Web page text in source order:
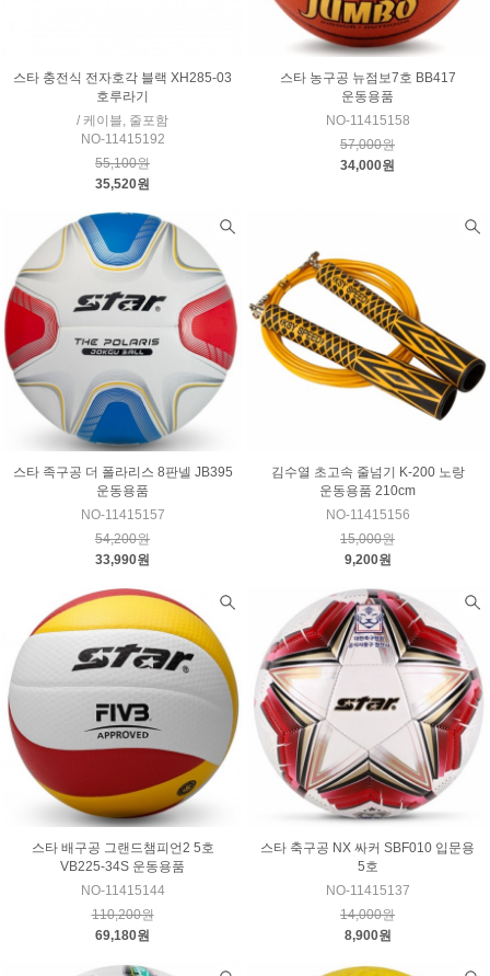
스타 충전식 전자호각 블랙 XH285-03
호루라기
/ 케이블, 줄포함
NO-11415192
55,100원
35,520원
스타 농구공 뉴점보7호 BB417
운동용품
NO-11415158
57,000원
34,000원
스타 족구공 더 폴라리스 8판넬 JB395
운동용품
NO-11415157
54,200원
33,990원
김수열 초고속 줄넘기 K-200 노랑
운동용품 210cm
NO-11415156
15,000원
9,200원
스타 배구공 그랜드챔피언2 5호
VB225-34S 운동용품
NO-11415144
110,200원
69,180원
스타 축구공 NX 싸커 SBF010 입문용
5호
NO-11415137
14,000원
8,900원